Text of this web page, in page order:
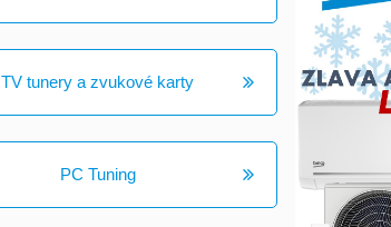
TV tunery a zvukové karty
PC Tuning